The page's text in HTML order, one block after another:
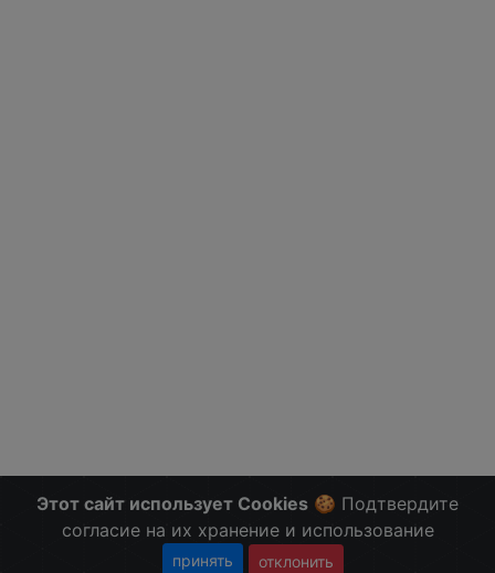
Этот сайт использует Cookies 🍪 Подтвердите
согласие на их хранение и использование
принять отклонить